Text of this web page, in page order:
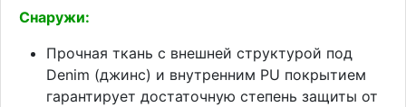
Снаружи:
Прочная ткань с внешней структурой под
Denim (джинс) и внутренним PU покрытием
гарантирует достаточную степень защиты от